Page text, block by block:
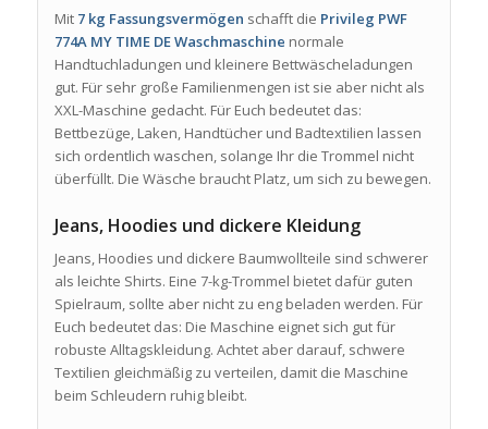
Mit 7 kg Fassungsvermögen schafft die Privileg PWF
774A MY TIME DE Waschmaschine normale
Handtuchladungen und kleinere Bettwäscheladungen
gut. Für sehr große Familienmengen ist sie aber nicht als
XXL-Maschine gedacht. Für Euch bedeutet das:
Bettbezüge, Laken, Handtücher und Badtextilien lassen
sich ordentlich waschen, solange Ihr die Trommel nicht
überfüllt. Die Wäsche braucht Platz, um sich zu bewegen.
Jeans, Hoodies und dickere Kleidung
Jeans, Hoodies und dickere Baumwollteile sind schwerer
als leichte Shirts. Eine 7-kg-Trommel bietet dafür guten
Spielraum, sollte aber nicht zu eng beladen werden. Für
Euch bedeutet das: Die Maschine eignet sich gut für
robuste Alltagskleidung. Achtet aber darauf, schwere
Textilien gleichmäßig zu verteilen, damit die Maschine
beim Schleudern ruhig bleibt.